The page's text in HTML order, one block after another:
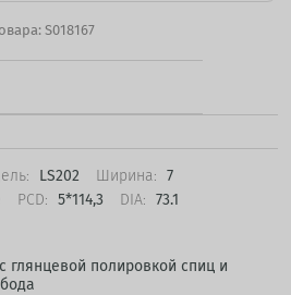
S018167
LS202 Ширина: 7
PCD: 5*114,3 DIA: 73.1
глянцевой полировкой спиц и